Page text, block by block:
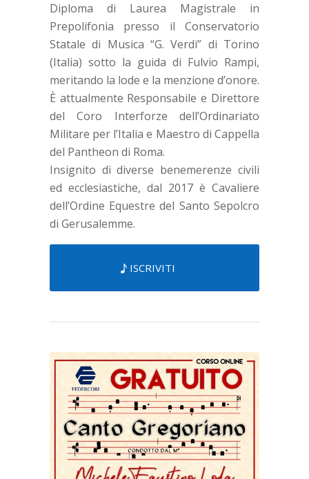
Diploma di Laurea Magistrale in
Prepolifonia presso il Conservatorio
Statale di Musica “G. Verdi” di Torino
(Italia) sotto la guida di Fulvio Rampi,
meritando la lode e la menzione d’onore.
È attualmente Responsabile e Direttore
del Coro Interforze dell’Ordinariato
Militare per l’Italia e Maestro di Cappella
del Pantheon di Roma.
Insignito di diverse benemerenze civili
ed ecclesiastiche, dal 2017 è Cavaliere
dell’Ordine Equestre del Santo Sepolcro
di Gerusalemme.
ISCRIVITI